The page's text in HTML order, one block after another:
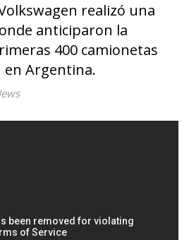
realizó una
anticiparon la
400 camionetas
Argentina.